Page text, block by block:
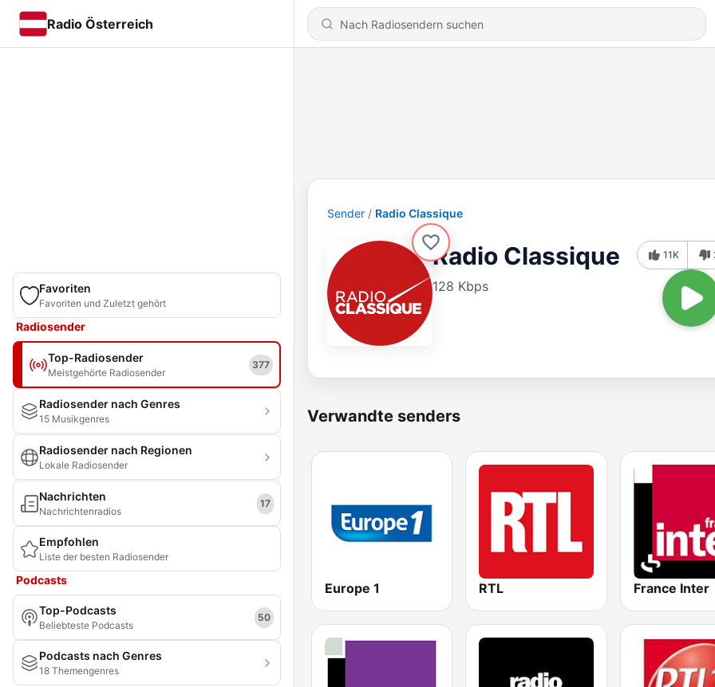
Radio Österreich
Favoriten
Favoriten und Zuletzt gehört
Radiosender
Top-Radiosender
Meistgehörte Radiosender
377
Radiosender nach Genres
15 Musikgenres
Radiosender nach Regionen
Lokale Radiosender
Nachrichten
Nachrichtenradios
17
Empfohlen
Liste der besten Radiosender
Podcasts
Top-Podcasts
Beliebteste Podcasts
50
Podcasts nach Genres
18 Themengenres
Sender Radio Classique
Radio Classique
128 Kbps
11K
Verwandte senders
Europe 1 RTL France Inter